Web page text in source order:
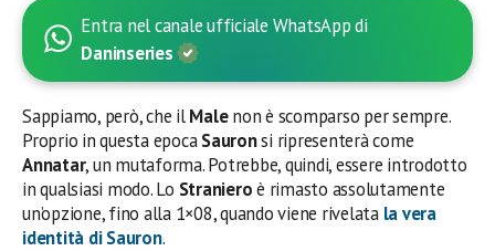
Entra nel canale ufficiale WhatsApp di
Daninseries
Sappiamo, però, che ilMalenon è scomparso per sempre.
Proprio in questa epocaSauronsi ripresenterà come
Annatar, un mutaforma. Potrebbe, quindi, essere introdotto
in qualsiasi modo. Lo Stranieroè rimasto assolutamente
un’opzione, fino alla 1×08, quando viene rivelata la vera
identità diSauron.